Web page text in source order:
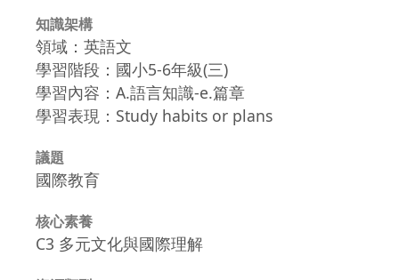
知識架構
領域：英語文
學習階段：國小5-6年級(三)
學習內容：A.語言知識-e.篇章
學習表現：Study habits or plans
議題
國際教育
核心素養
C3 多元文化與國際理解